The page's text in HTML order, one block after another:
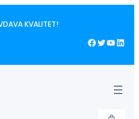
KVALITET!
Facebook Twitter YouTube LinkedIn